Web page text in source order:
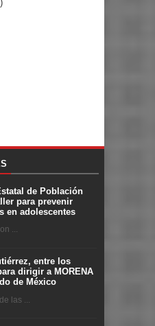
de Población
para prevenir
en adolescentes
...
entre los
dirigir a MORENA
de México
las ...